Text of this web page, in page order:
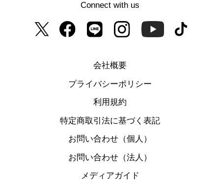
Connect with us
会社概要
プライバシーポリシー
利用規約
特定商取引法に基づく表記
お問い合わせ（個人）
お問い合わせ（法人）
メディアガイド